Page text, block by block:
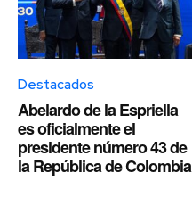
Destacados
Abelardo de la Espriella
es oficialmente el
presidente número 43 de
la República de Colombia